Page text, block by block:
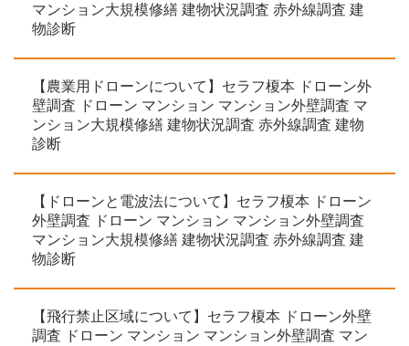
マンション大規模修繕 建物状況調査 赤外線調査 建
物診断
【農業用ドローンについて】セラフ榎本 ドローン外
壁調査 ドローン マンション マンション外壁調査 マ
ンション大規模修繕 建物状況調査 赤外線調査 建物
診断
【ドローンと電波法について】セラフ榎本 ドローン
外壁調査 ドローン マンション マンション外壁調査
マンション大規模修繕 建物状況調査 赤外線調査 建
物診断
【飛行禁止区域について】セラフ榎本 ドローン外壁
調査 ドローン マンション マンション外壁調査 マン